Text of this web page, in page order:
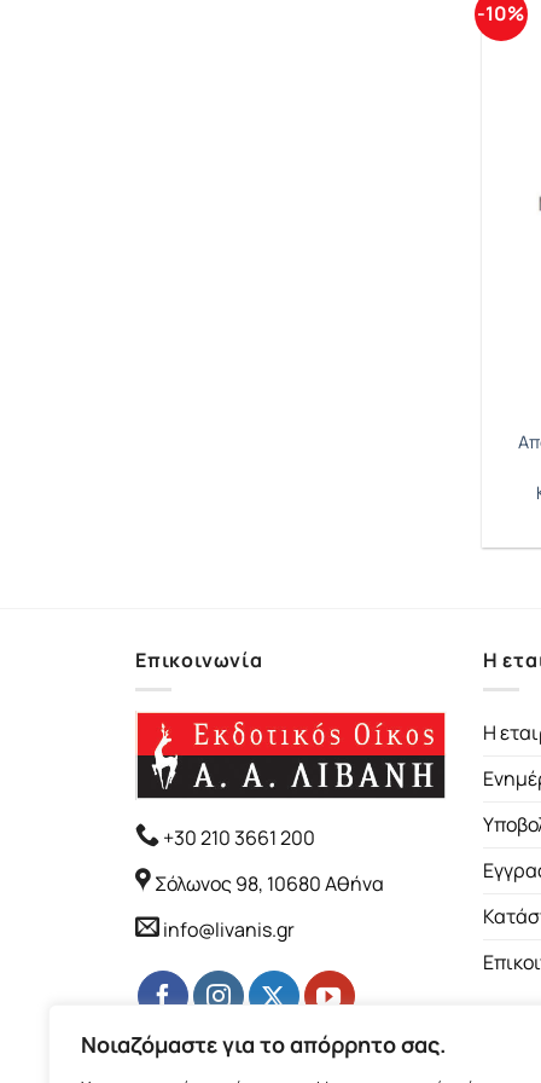
Νοιαζόμαστε για το απόρρητο σας.
-10%
Επικοινωνία
+30 210 3661 200
Σόλωνος 98, 10680 Αθήνα
info@livanis.gr
Η
Η